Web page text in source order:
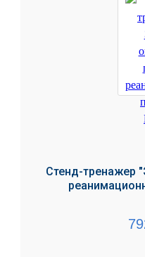
Стенд-тренажер